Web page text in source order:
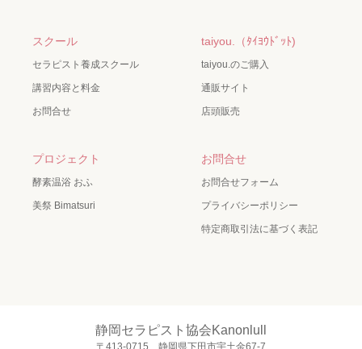
スクール
セラピスト養成スクール
講習内容と料金
お問合せ
taiyou.（ﾀｲﾖｳﾄﾞｯﾄ)
taiyou.のご購入
通販サイト
店頭販売
プロジェクト
酵素温浴 おふ
美祭 Bimatsuri
お問合せ
お問合せフォーム
プライバシーポリシー
特定商取引法に基づく表記
静岡セラピスト協会Kanonlull
〒413-0715 静岡県下田市宇土金67-7